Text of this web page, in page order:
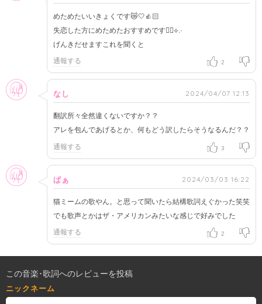
めためたいいきょくです😿🤍👍🏻
失恋した方にめためたおすすめです👍🏻⟡.·
げんきだせますこれを聞くと
通報する 2
女性
なし 2024/04/07 12:13
翻訳所々全然違くないですか？？
アレを包んであげるとか、何もどう訳したらそうなるんだ？？
通報する 3
女性
ぱぁ 2024/03/03 16:22
猫ミームの歌やん。と思って聞いたら結構歌詞えぐかった笑笑
でも歌声とかはザ・アメリカンみたいな感じで好みでした
通報する 2
この音楽･歌詞へのレビューを投稿
ニックネーム